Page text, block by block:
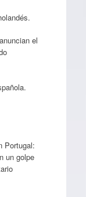
el
Portugal:
un golpe